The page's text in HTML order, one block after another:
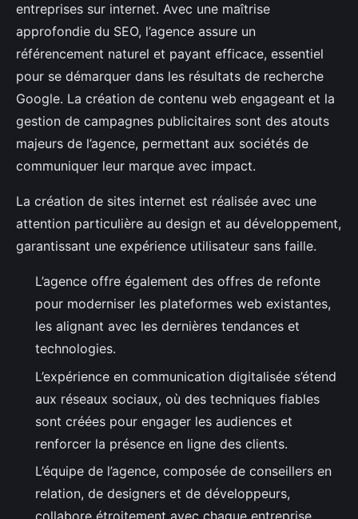
entreprises sur internet. Avec une maîtrise
approfondie du SEO, l’agence assure un
référencement naturel et payant efficace, essentiel
pour se démarquer dans les résultats de recherche
Google. La création de contenu web engageant et la
gestion de campagnes publicitaires sont des atouts
majeurs de l’agence, permettant aux sociétés de
communiquer leur marque avec impact.
La création de sites internet est réalisée avec une
attention particulière au design et au développement,
garantissant une expérience utilisateur sans faille.
L’agence offre également des offres de refonte
pour moderniser les plateformes web existantes,
les alignant avec les dernières tendances et
technologies.
L’expérience en communication digitalisée s’étend
aux réseaux sociaux, où des techniques fiables
sont créées pour engager les audiences et
renforcer la présence en ligne des clients.
L’équipe de l’agence, composée de conseillers en
relation, de designers et de développeurs,
collabore étroitement avec chaque entreprise